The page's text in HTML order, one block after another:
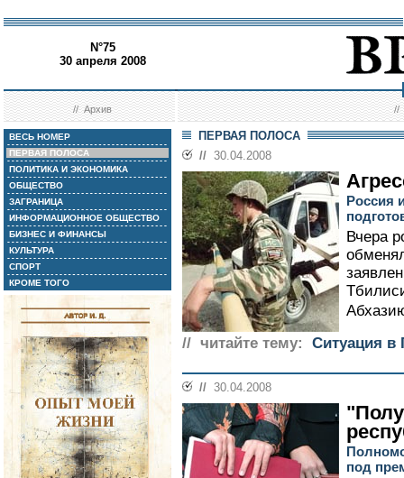
N°75
30 апреля 2008
//Архив //
ВЕСЬ НОМЕР
ПЕРВАЯ ПОЛОСА
ПОЛИТИКА И ЭКОНОМИКА
ОБЩЕСТВО
ЗАГРАНИЦА
ИНФОРМАЦИОННОЕ ОБЩЕСТВО
БИЗНЕС И ФИНАНСЫ
КУЛЬТУРА
СПОРТ
КРОМЕ ТОГО
ПЕРВАЯ ПОЛОСА
// 30.04.2008
Россия
Вчера
// читайте тему:
Ситуация в
// 30.04.2008
под